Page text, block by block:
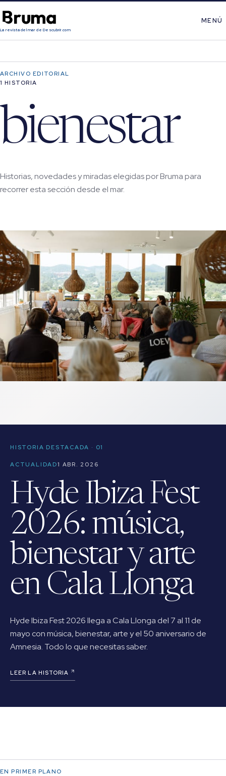
La revista del mar de Descubrir.com
MENÚ
ARCHIVO EDITORIAL
1 HISTORIA
bienestar
Historias, novedades y miradas elegidas por Bruma para
recorrer esta sección desde el mar.
HISTORIA DESTACADA · 01
ACTUALIDAD1 ABR. 2026
Hyde Ibiza Fest
2026: música,
bienestar y arte
en Cala Llonga
Hyde Ibiza Fest 2026 llega a Cala Llonga del 7 al 11 de
mayo con música, bienestar, arte y el 50 aniversario de
Amnesia. Todo lo que necesitas saber.
LEER LA HISTORIA
EN PRIMER PLANO